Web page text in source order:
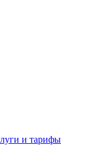
и тарифы